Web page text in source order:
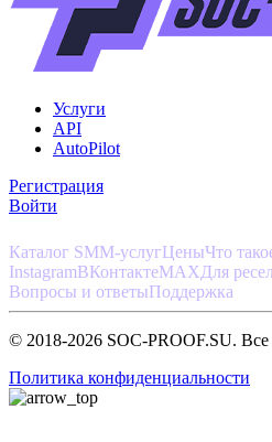
Услуги
API
AutoPilot
Регистрация
Войти
Каталог SMM-услугЦеныЧто
InstagramВКонтактеMAX Для
Вопросы и ответыПоддержка
© 2018-2026 SOC-PROOF.SU.
Политика конфиденциальности